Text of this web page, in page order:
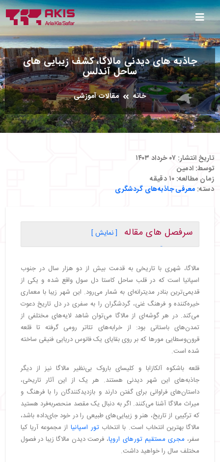
جاذبه‌ های دیدنی مالاگا، کشف زیبایی‌ های
ساحل آندلس
خانه مقالات آموزشی
تاریخ انتشار: ۰۷ خرداد ۱۴۰۳
توسط: ادمین
زمان مطالعه: ۱۰ دقیقه
دسته: معرفی جاذبه‌های گردشگری
سرفصل های مقاله
[ نمایش ]
・۱. قلعه آلکازابا، Alcazaba de Málaga
・
・ ۳. شهر قدیمی، Old Town
・ ۴. قلعه جیبرالفارو، Castillo de Gibralfaro
・۵. تئاتر رومانو، Teatro Romano
・
・
۷. بندر مالاگا، Puerto de Málaga
・
۸. موزه کارمن تیسن، Museo Carmen Thyssen
Málaga
・ ۱۰. موزه مالاگا، Museo de Málaga
・خلاصه
مالاگا، شهری با تاریخی به قدمت بیش از دو هزار سال در جنوب
اسپانیا است که در قلب ساحل کاستا دل سول واقع شده و یکی از
قدیمی‌ترین بنادر مدیترانه‌ای به شمار می‌رود. این شهر زیبا با معماری
خیره‌کننده و فرهنگ غنی، گردشگران را به سفری در دل تاریخ دعوت
می‌کند. در هر گوشه‌ای از مالاگا می‌توان شاهد لایه‌های مختلفی از
تمدن‌های باستانی بود: از خرابه‌های تئاتر رومی گرفته تا قلعه
قرون‌وسطایی مورها که بر روی بقایای یک فانوس دریایی فنیقی ساخته
شده است.
قلعه باشکوه آلکازابا و کلیسای باروک بی‌نظیر مالاگا نیز از دیگر
جاذبه‌های این شهر دیدنی هستند. هر یک از این آثار تاریخی،
داستان‌های فراوانی برای گفتن دارند و بازدیدکنندگان را با فرهنگ و
میراث مالاگا آشنا می‌کنند. اگر به دنبال یک مقصد منحصربه‌فرد هستید
که ترکیبی از تاریخ، هنر و زیبایی‌های طبیعی را در خود جای‌داده باشد،
مالاگا بهترین انتخاب است. با انتخاب تور اسپانیا از مجموعه آریا کیا
سفر، مجری مستقیم تورهای اروپا، فرصت دیدن مالاگا زیبا در فصول
مختلف سال را خواهید داشت.